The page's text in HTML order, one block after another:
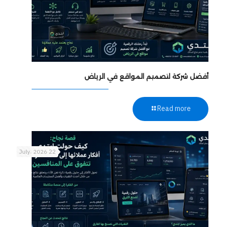
أفضل شركة لتصميم المواقع في الرياض
Read more
22 July، 2026